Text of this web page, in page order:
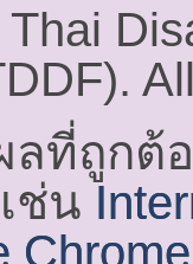
ลที่ถูกต้
เช่น